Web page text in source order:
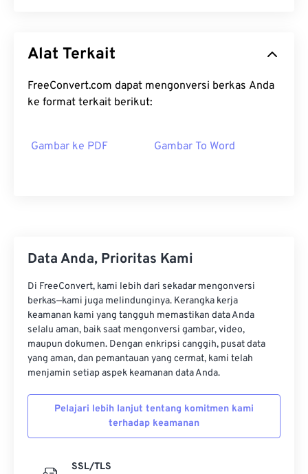
Alat Terkait
FreeConvert.com dapat mengonversi berkas Anda
ke format terkait berikut:
Gambar ke PDF Gambar To Word
Data Anda, Prioritas Kami
Di FreeConvert, kami lebih dari sekadar mengonversi
berkas—kami juga melindunginya. Kerangka kerja
keamanan kami yang tangguh memastikan data Anda
selalu aman, baik saat mengonversi gambar, video,
maupun dokumen. Dengan enkripsi canggih, pusat data
yang aman, dan pemantauan yang cermat, kami telah
menjamin setiap aspek keamanan data Anda.
Pelajari lebih lanjut tentang komitmen kami
terhadap keamanan
SSL/TLS